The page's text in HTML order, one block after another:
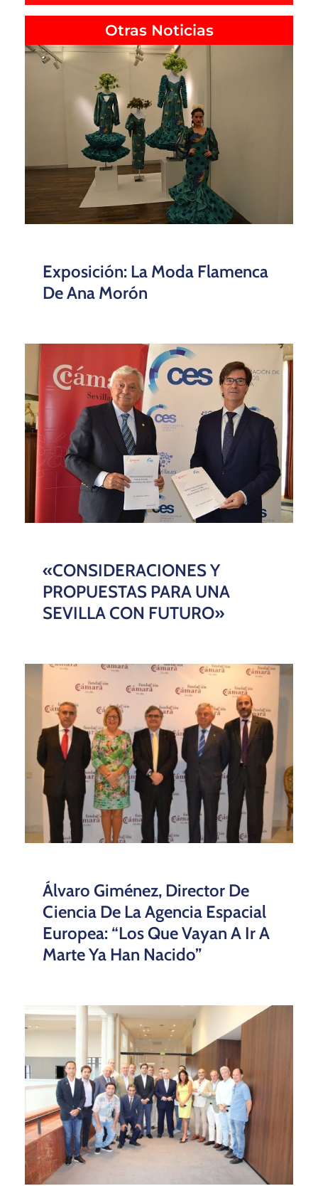
Otras Noticias
Exposición: La Moda Flamenca
De Ana Morón
«CONSIDERACIONES Y
PROPUESTAS PARA UNA
SEVILLA CON FUTURO»
Álvaro Giménez, Director De
Ciencia De La Agencia Espacial
Europea: “Los Que Vayan A Ir A
Marte Ya Han Nacido”